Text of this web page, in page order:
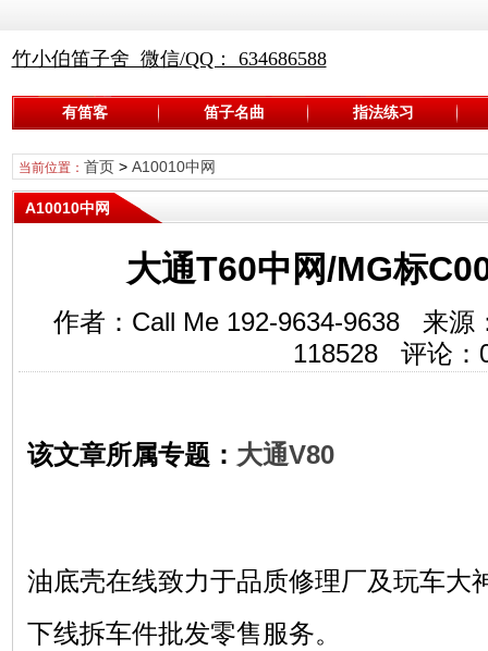
竹小伯笛子舍 微信/QQ： 634686588
有笛客 笛子名曲 指法练习
当前位置： 首页> A10010中网
A10010中网
大通T60中网/MG标
作者：Call Me 192-9634-9638 来
118528评论：
该文章所属专题： 大通V80
油底壳在线致力于品质修理厂及玩车大
下线拆车件批发零售服务。